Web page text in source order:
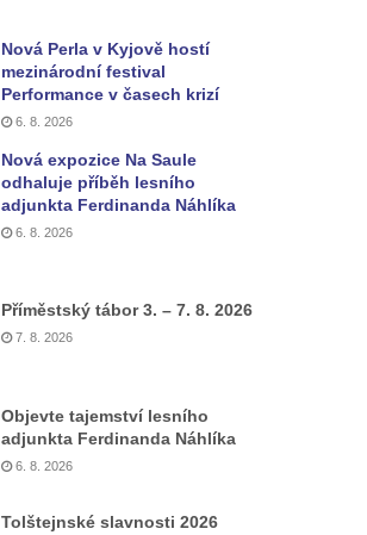
Nová Perla v Kyjově hostí
mezinárodní festival
Performance v časech krizí
6. 8. 2026
Nová expozice Na Saule
odhaluje příběh lesního
adjunkta Ferdinanda Náhlíka
6. 8. 2026
Příměstský tábor 3. – 7. 8. 2026
7. 8. 2026
Objevte tajemství lesního
adjunkta Ferdinanda Náhlíka
6. 8. 2026
Tolštejnské slavnosti 2026